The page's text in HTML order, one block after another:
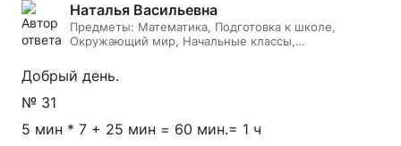
Наталья Васильевна
Предметы: Математика, Подготовка к школе,
Окружающий мир, Начальные классы,
Добрый день.
№ 31
5 мин * 7 + 25 мин = 60 мин.= 1 ч